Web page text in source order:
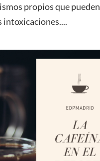
propios que pueden